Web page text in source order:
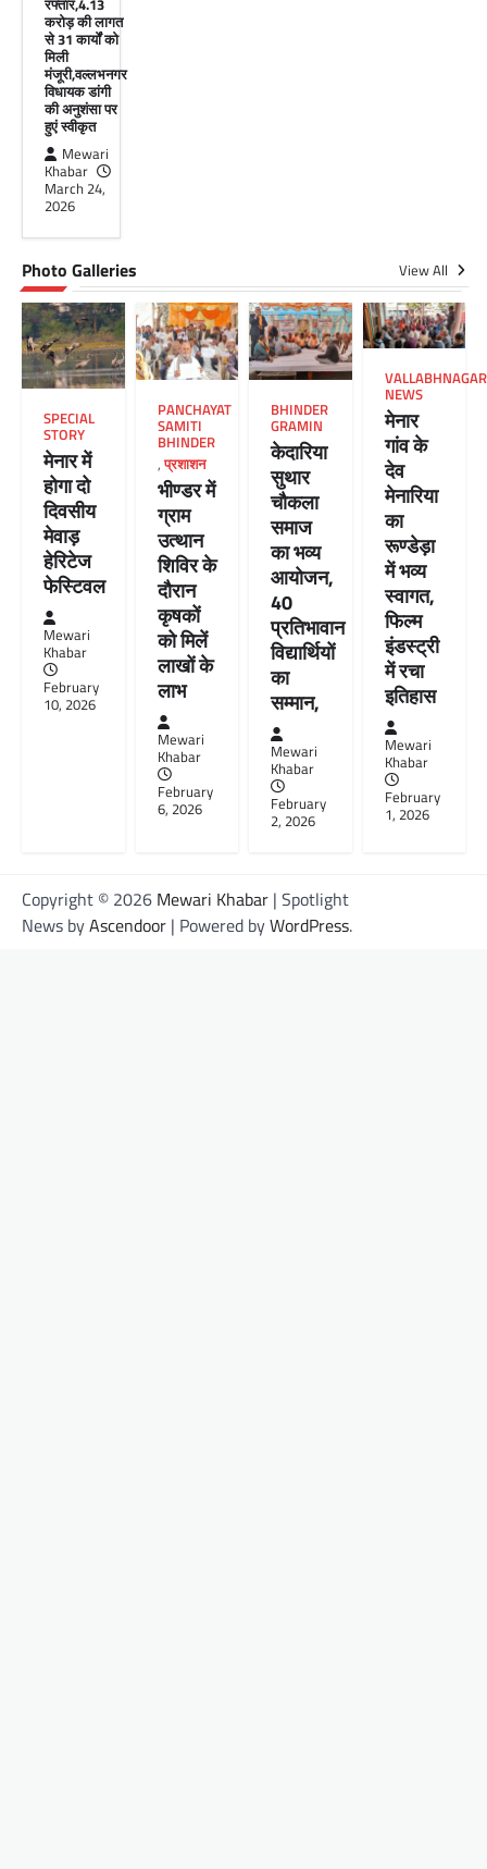
करोड़ की लागत
से 31 कार्यों को
मिली
मंजूरी,वल्लभनगर
विधायक डांगी
की अनुशंसा पर
हुएं स्वीकृत
Mewari
Khabar
March 24,
2026
Photo Galleries View All
SPECIAL
STORY
मेनार में
होगा दो
दिवसीय
मेवाड़
हेरिटेज
फेस्टिवल
Mewari
Khabar
February
10, 2026
PANCHAYAT
SAMITI
BHINDER
,प्रशाशन
भीण्डर में
ग्राम
उत्थान
शिविर के
दौरान
कृषकों
को मिलें
लाखों के
लाभ
Mewari
Khabar
February
6, 2026
BHINDER
GRAMIN
केदारिया
सुथार
चौकला
समाज
का भव्य
आयोजन,
40
प्रतिभावान
विद्यार्थियों
का
सम्मान,
Mewari
Khabar
February
2, 2026
VALLABHNAGAR
NEWS
मेनार
गांव के
देव
मेनारिया
का
रूण्डेड़ा
में भव्य
स्वागत,
फिल्म
इंडस्ट्री
में रचा
इतिहास
Mewari
Khabar
February
1, 2026
Copyright © 2026 Mewari Khabar | Spotlight
News byAscendoor | Powered byWordPress.